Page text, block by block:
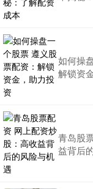
如何操
解锁资
青岛股
益背后